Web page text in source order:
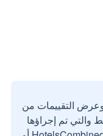
التقييمات من
والتي تم إجراؤها